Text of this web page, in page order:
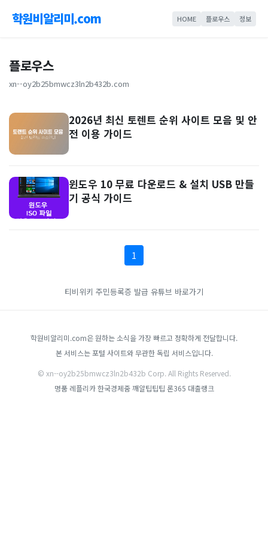
학원비알리미.com HOME 플로우스 정보
플로우스
xn--oy2b25bmwcz3ln2b432b.com
2026년 최신 토렌트 순위 사이트 모음 및 안
전 이용 가이드
윈도우 10 무료 다운로드 & 설치 USB 만들
기 공식 가이드
1
티비위키 주민등록증 발급 유튜브 바로가기
학원비알리미.com은 원하는 소식을 가장 빠르고 정확하게 전달합니다.
본 서비스는 포털 사이트와 무관한 독립 서비스입니다.
© xn--oy2b25bmwcz3ln2b432b Corp. All Rights Reserved.
명품 레플리카한국경제줌 깨알팁팁팁 론365 대출랭크